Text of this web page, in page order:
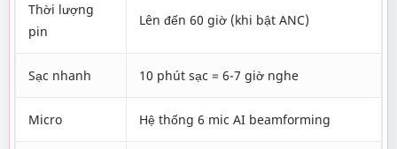
Thời lượng
pin
Lên đến 60 giờ (khi bật ANC)
Sạc nhanh 10 phút sạc = 6-7 giờ nghe
Micro Hệ thống 6 mic AI beamforming